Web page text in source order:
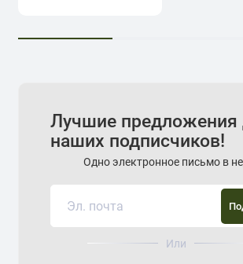
Лучшие предложения
наших подписчиков!
Одно электронное письмо в
Или